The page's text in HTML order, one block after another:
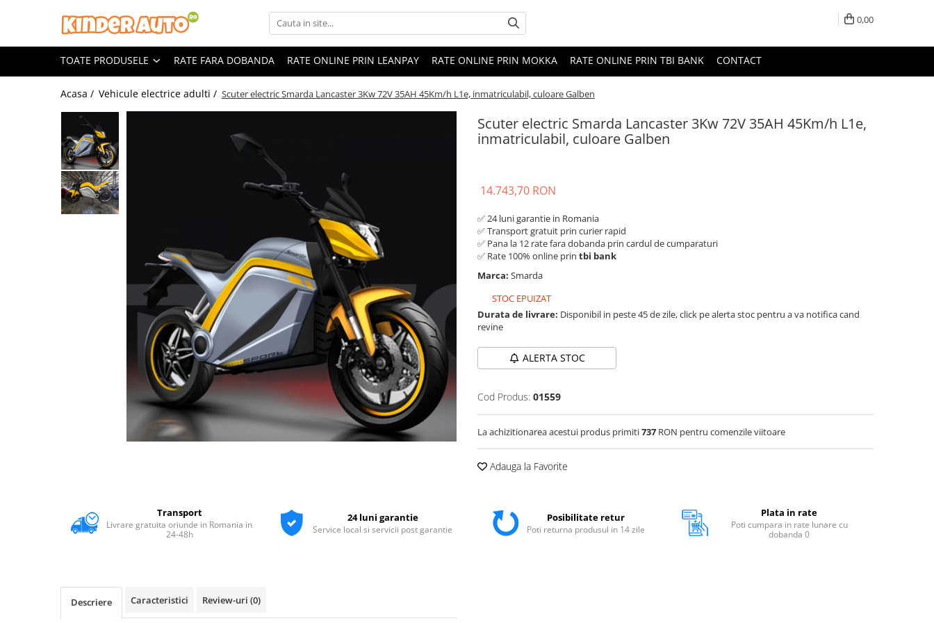
Toate Produsele
Produse in stoc
Masinute electrice
Motociclete electrice
ATV & UTV Electrice
Vehicule electrice adulti
Vehicule speciale copii
Motociclete Drift-Trike
Masinute electrice Mercedes
0,00
TOATE PRODUSELE RATE FARA DOBANDA RATE ONLINE PRIN LEANPAY RATE ONLINE PRIN MOKKA RATE ONLINE PRIN TBI BANK CONTACT
Acasa / Vehicule electrice adulti / Scuter electric Smarda Lancaster 3Kw 72V 35AH 45Km/h L1e, inmatriculabil, culoare Galben
Scuter electric Smarda Lancaster 3Kw 72V 35AH 45Km/h L1e,
inmatriculabil, culoare Galben
14.743,70 RON
✅ 24 luni garantie in Romania
✅ Transport gratuit prin curier rapid
✅ Pana la 12 rate fara dobanda prin cardul de cumparaturi
✅ Rate 100% online prin tbi bank
Marca: Smarda
STOC EPUIZAT
Durata de livrare: Disponibil in peste 45 de zile, click pe alerta stoc pentru a va notifica cand
revine
ALERTA STOC
Cod Produs: 01559
La achizitionarea acestui produs primiti737 RON pentru comenzile viitoare
Adauga la Favorite
Transport
Livrare gratuita oriunde in Romania in
24-48h
24 luni garantie
Service local si servicii post garantie
Posibilitate retur
Poti returna produsul in 14 zile
Plata in rate
Poti cumpara in rate lunare cu
dobanda 0
Descriere Caracteristici Review-uri (0)